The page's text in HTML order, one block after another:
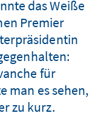
das Weiße
Premier
für
man es sehen,
zu kurz.